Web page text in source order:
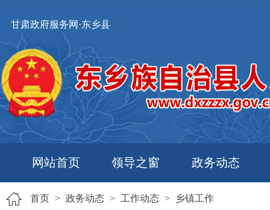
甘肃政府服务网·东乡县
网站首页 领导之窗 政务动态
首页 > 政务动态 > 工作动态 > 乡镇工作